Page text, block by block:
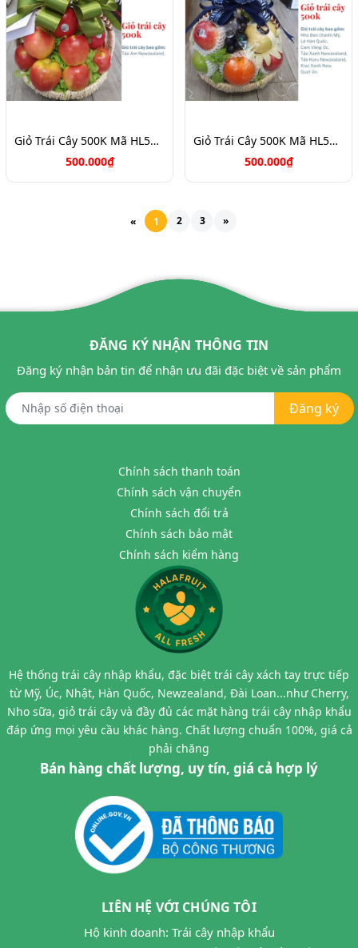
Giỏ Trái Cây 500K Mã HL5088
500.000₫
Giỏ Trái Cây 500K Mã HL5032
500.000₫
« 1 2 3 »
ĐĂNG KÝ NHẬN THÔNG TIN
Đăng ký nhận bản tin để nhận ưu đãi đặc biệt về sản phẩm
Đăng ký
Chính sách thanh toán
Chính sách vận chuyển
Chính sách đổi trả
Chính sách bảo mật
Chính sách kiểm hàng
Hệ thống trái cây nhập khẩu, đặc biệt trái cây xách tay trực tiếp
từ Mỹ, Úc, Nhật, Hàn Quốc, Newzealand, Đài Loan...như Cherry,
Nho sữa, giỏ trái cây và đầy đủ các mặt hàng trái cây nhập khẩu
đáp ứng mọi yêu cầu khác hàng. Chất lượng chuẩn 100%, giá cả
phải chăng
Bán hàng chất lượng, uy tín, giá cả hợp lý
LIÊN HỆ VỚI CHÚNG TÔI
Hộ kinh doanh: Trái cây nhập khẩu